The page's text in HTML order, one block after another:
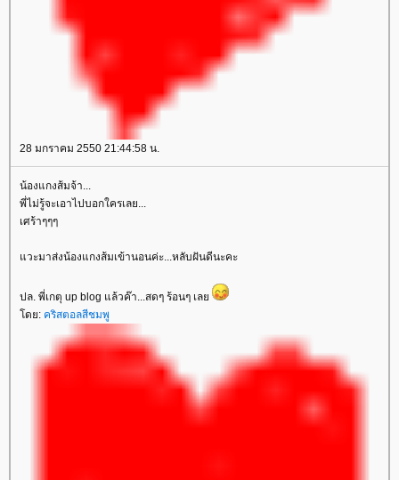
28 มกราคม 2550 21:44:58 น.
น้องแกงส้มจ้า...
พี่ไม่รู้จะเอาไปบอกใครเลย...
เศร้าๆๆๆ
แวะมาส่งน้องแกงส้มเข้านอนค่ะ...หลับฝันดีนะคะ
ปล. พี่เกตุ up blog แล้วค๊า...สดๆ ร้อนๆ เลย
โดย: คริสตอลสีชมพู